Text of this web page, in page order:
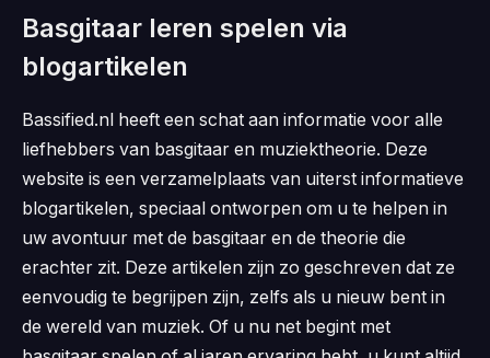
Basgitaar leren spelen via
blogartikelen
Bassified.nl heeft een schat aan informatie voor alle
liefhebbers van basgitaar en muziektheorie. Deze
website is een verzamelplaats van uiterst informatieve
blogartikelen, speciaal ontworpen om u te helpen in
uw avontuur met de basgitaar en de theorie die
erachter zit. Deze artikelen zijn zo geschreven dat ze
eenvoudig te begrijpen zijn, zelfs als u nieuw bent in
de wereld van muziek. Of u nu net begint met